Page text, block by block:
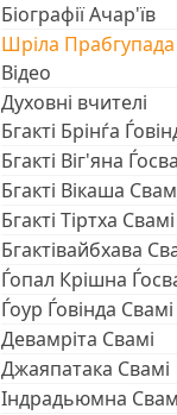
Біографії Ачар'їв
Шріла Прабгупада
Відео
Духовні вчителі
Бгакті Брінѓа
Бгакті Віг'яна
Бгакті Вікаша
Бгакті Тіртха Свамі
Бгактівайбхава
Ѓопал Крішна
Ѓоур Ѓовінда Свамі
Девамріта Свамі
Джаяпатака Свамі
Індрадьюмна